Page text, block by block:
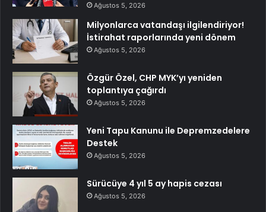
Ağustos 5, 2026
Milyonlarca vatandaşı ilgilendiriyor!
İstirahat raporlarında yeni dönem
Ağustos 5, 2026
Özgür Özel, CHP MYK’yı yeniden
toplantıya çağırdı
Ağustos 5, 2026
Yeni Tapu Kanunu ile Depremzedelere
Destek
Ağustos 5, 2026
Sürücüye 4 yıl 5 ay hapis cezası
Ağustos 5, 2026